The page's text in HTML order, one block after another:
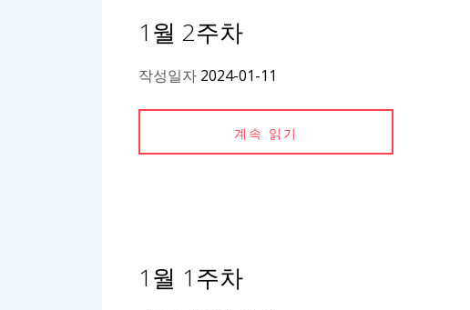
1월 2주차
작성일자 2024-01-11
계속 읽기
1월 1주차